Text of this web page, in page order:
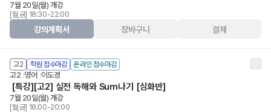
7월 20일(월) 개강
[월,금] 18:30-22:00
강의계획서 장바구니 결제
고2 학원 접수마감 온라인 접수마감
고2 영어 이도경
[특강][고2] 실전 독해와 Sum나기 [심화반]
7월 20일(월) 개강
[월,금] 18:00-20:00